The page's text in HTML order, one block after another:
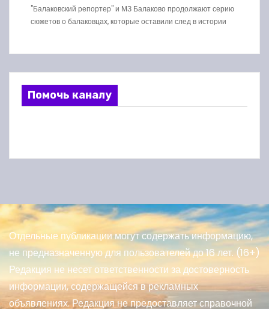
"Балаковский репортер" и МЗ Балаково продолжают серию
сюжетов о балаковцах, которые оставили след в истории
Помочь каналу
Отдельные публикации могут содержать информацию,
не предназначенную для пользователей до 16 лет. (16+)
Редакция не несет ответственности за достоверность
информации, содержащейся в рекламных
объявлениях. Редакция не предоставляет справочной